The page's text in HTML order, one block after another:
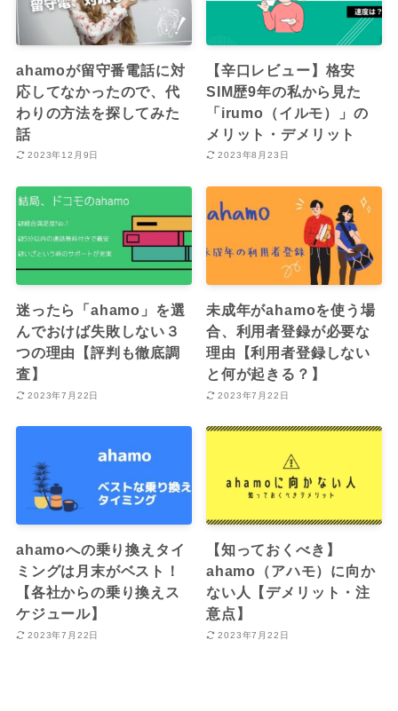
ahamoが留守番電話に対
応してなかったので、代
わりの方法を探してみた
話
2023年12月9日
【辛口レビュー】格安
SIM歴9年の私から見た
「irumo（イルモ）」の
メリット・デメリット
2023年8月23日
迷ったら「ahamo」を選
んでおけば失敗しない３
つの理由【評判も徹底調
査】
2023年7月22日
未成年がahamoを使う場
合、利用者登録が必要な
理由【利用者登録しない
と何が起きる？】
2023年7月22日
ahamoへの乗り換えタイ
ミングは月末がベスト！
【各社からの乗り換えス
ケジュール】
2023年7月22日
【知っておくべき】
ahamo（アハモ）に向か
ない人【デメリット・注
意点】
2023年7月22日